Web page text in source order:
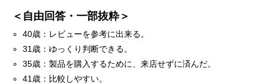
＜自由回答・一部抜粋＞
40歳：レビューを参考に出来る。
31歳：ゆっくり判断できる。
35歳：製品を購入するために、来店せずに済んだ。
41歳：比較しやすい。